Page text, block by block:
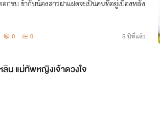
กรบ ข้ากับน้องสาวฝาแฝดจะเป็นคนที่อยู่เบื้องหลัง
0 0 5 ปีที่แล้ว
ลิน แม่ทัพหญิงเจ้าดวงใจ